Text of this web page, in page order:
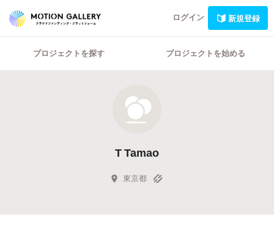
ログイン 新規登録
プロジェクトを探す プロジェクトを始める
T Tamao
東京都